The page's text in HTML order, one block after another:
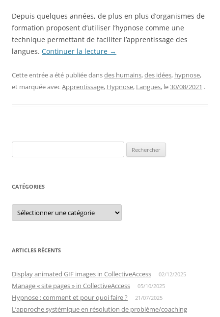
Depuis quelques années, de plus en plus d’organismes de
formation proposent d’utiliser l’hypnose comme une
technique permettant de faciliter l’apprentissage des
langues. Continuer la lecture →
Cette entrée a été publiée dansdes humains,des idées, hypnose,
et marquée avecApprentissage, Hypnose, Langues, le30/08/2021 .
CATÉGORIES
Catégories
ARTICLES RÉCENTS
Display animated GIF images in CollectiveAccess 02/12/2025
Manage « site pages » in CollectiveAccess 05/10/2025
Hypnose : comment et pour quoi faire ? 21/07/2025
L’approche systémique en résolution de problème/coaching